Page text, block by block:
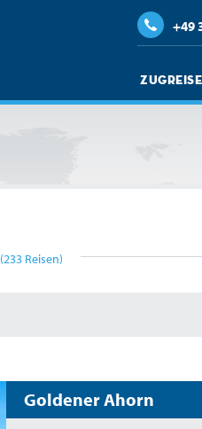
+49
(233 Reisen)
Goldener Ahorn